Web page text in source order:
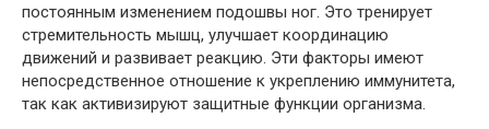
постоянным изменением подошвы ног. Это тренирует
стремительность мышц, улучшает координацию
движений и развивает реакцию. Эти факторы имеют
непосредственное отношение к укреплению иммунитета,
так как активизируют защитные функции организма.